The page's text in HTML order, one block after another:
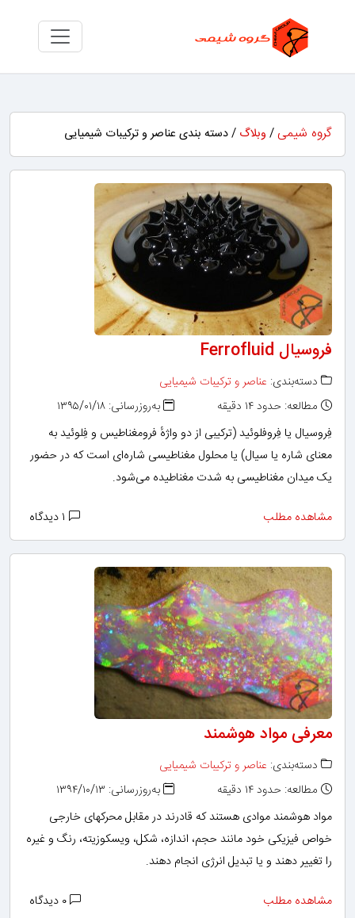
گروه شیمی / وبلاگ / دسته بندی عناصر و ترکیبات شیمیایی
فروسیال Ferrofluid
دسته‌بندی: عناصر و ترکیبات شیمیایی
مطالعه: حدود ۱۴ دقیقه
به‌روزرسانی: ۱۳۹۵/۰۱/۱۸
فِروسیال یا فِروفلوئید (ترکیبی از دو واژهٔ فرومغناطیس و فِلوئید به
معنای شاره یا سیال) یا محلول مغناطیسی شاره‌ای است که در حضور
یک میدان مغناطیسی به شدت مغناطیده می‌شود.
مشاهده مطلب
معرفی مواد هوشمند
دسته‌بندی: عناصر و ترکیبات شیمیایی
مطالعه: حدود ۱۴ دقیقه
به‌روزرسانی: ۱۳۹۴/۱۰/۱۳
مواد هوشمند موادی هستند که قادرند در مقابل محرکهای خارجی
خواص فیزیکی خود مانند حجم، اندازه، شکل، ویسکوزیته، رنگ و غیره
را تغییر دهند و یا تبدیل انرژی انجام دهند.
مشاهده مطلب